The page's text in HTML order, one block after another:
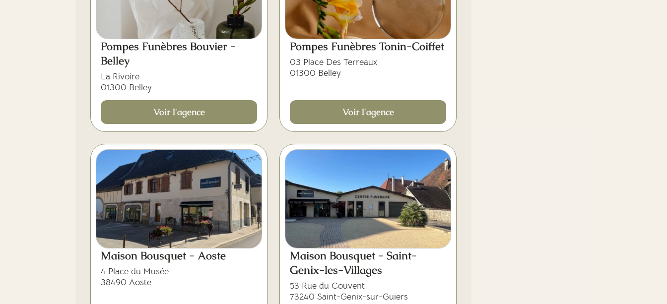
Pompes Funèbres Bouvier -
Belley
La Rivoire
01300 Belley
Voir l'agence
Pompes Funèbres Tonin-Coiffet
03 Place Des Terreaux
01300 Belley
Voir l'agence
Maison Bousquet - Aoste
4 Place du Musée
38490 Aoste
Maison Bousquet - Saint-
Genix-les-Villages
53 Rue du Couvent
73240 Saint-Genix-sur-Guiers